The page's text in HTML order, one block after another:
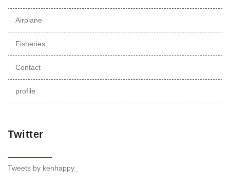
profile
Twitter
Tweets by kenhappy_